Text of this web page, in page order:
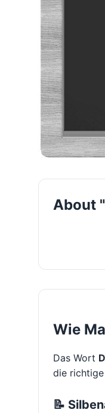
About
Wie
Das Wort
die richtige
📝